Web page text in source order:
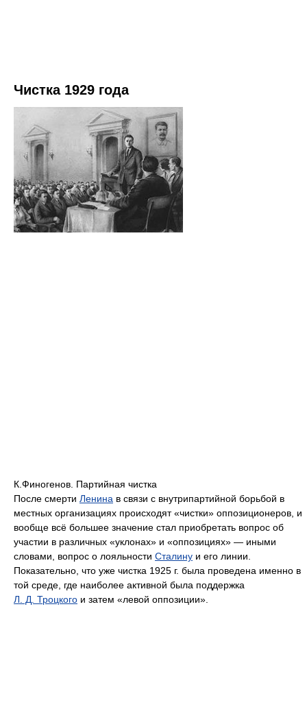
Чистка 1929 года
К.Финогенов. Партийная чистка
После смерти Ленина в связи с внутрипартийной борьбой в
местных организациях происходят «чистки» оппозиционеров, и
вообще всё большее значение стал приобретать вопрос об
участии в различных «уклонах» и «оппозициях» — иными
словами, вопрос о лояльности Сталину и его линии.
Показательно, что уже чистка 1925 г. была проведена именно в
той среде, где наиболее активной была поддержка
Л. Д. Троцкого и затем «левой оппозиции».